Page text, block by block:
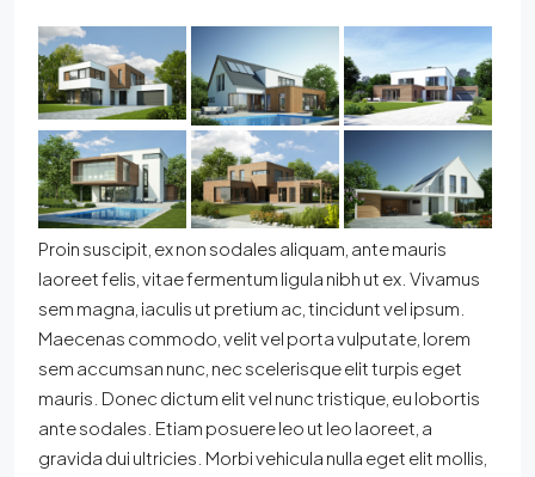
Proin suscipit, ex non sodales aliquam, ante mauris
laoreet felis, vitae fermentum ligula nibh ut ex. Vivamus
sem magna, iaculis ut pretium ac, tincidunt vel ipsum.
Maecenas commodo, velit vel porta vulputate, lorem
sem accumsan nunc, nec scelerisque elit turpis eget
mauris. Donec dictum elit vel nunc tristique, eu lobortis
ante sodales. Etiam posuere leo ut leo laoreet, a
gravida dui ultricies. Morbi vehicula nulla eget elit mollis,